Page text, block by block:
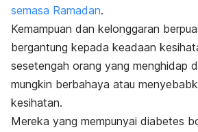
semasa Ramadan.
Kemampuan dan kelonggaran
bergantung kepada keadaan
sesetengah orang yang menghidap
mungkin berbahaya atau
kesihatan.
Mereka yang mempunyai diabetes